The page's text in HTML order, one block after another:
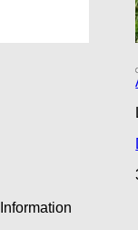
Information